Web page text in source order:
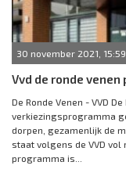
30 november 2021, 15:59
Vvd de ronde
De Ronde Venen - VVD
verkiezingsprogramma
dorpen, gezamenlijk de
staat volgens de VVD
programma is...